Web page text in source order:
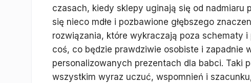
czasach, kiedy sklepy uginają się od
się nieco mdłe i pozbawione głębszego
rozwiązania, które wykraczają poza schematy
coś, co będzie prawdziwie osobiste i zapadnie
personalizowanych prezentach dla babci. Taki
wszystkim wyraz uczuć, wspomnień i